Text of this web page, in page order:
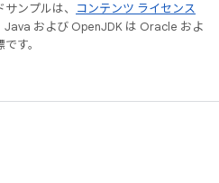
ンプルは、
コンテンツ ライセンス
Java および OpenJDK は Oracle およ
す。